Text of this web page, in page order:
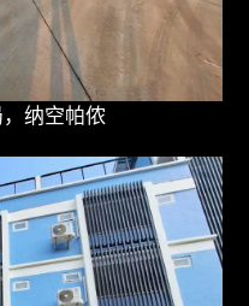
纳空帕侬